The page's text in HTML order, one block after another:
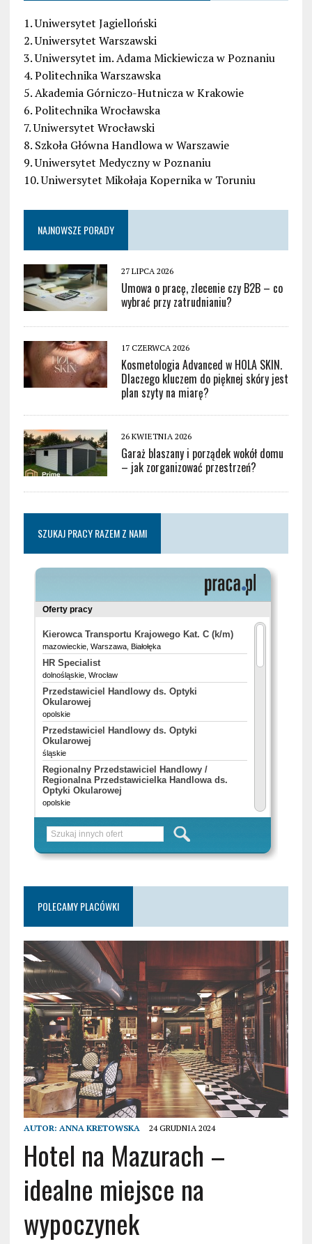
1. Uniwersytet Jagielloński
2. Uniwersytet Warszawski
3. Uniwersytet im. Adama Mickiewicza w Poznaniu
4. Politechnika Warszawska
5. Akademia Górniczo-Hutnicza w Krakowie
6. Politechnika Wrocławska
7. Uniwersytet Wrocławski
8. Szkoła Główna Handlowa w Warszawie
9. Uniwersytet Medyczny w Poznaniu
10. Uniwersytet Mikołaja Kopernika w Toruniu
NAJNOWSZE PORADY
27 LIPCA 2026
Umowa o pracę, zlecenie czy B2B – co
wybrać przy zatrudnianiu?
17 CZERWCA 2026
Kosmetologia Advanced w HOLA SKIN.
Dlaczego kluczem do pięknej skóry jest
plan szyty na miarę?
26 KWIETNIA 2026
Garaż blaszany i porządek wokół domu
– jak zorganizować przestrzeń?
SZUKAJ PRACY RAZEM Z NAMI
POLECAMY PLACÓWKI
AUTOR: ANNA KRETOWSKA 24 GRUDNIA 2024
Hotel na Mazurach –
idealne miejsce na
wypoczynek